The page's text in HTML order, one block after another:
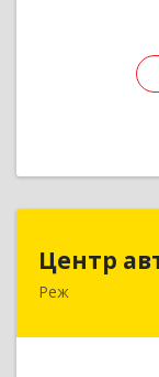
Центр
Реж
623750,